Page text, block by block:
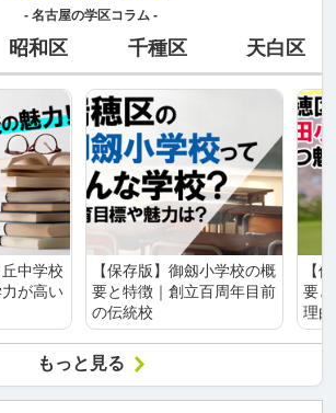
- 名古屋の学区コラム -
昭和区 千種区 天白区
丘中学校
が高い
【保存版】御劔小学校の概
要と特徴｜創立百周年目前
の伝統校
【
要
理
もっと見る